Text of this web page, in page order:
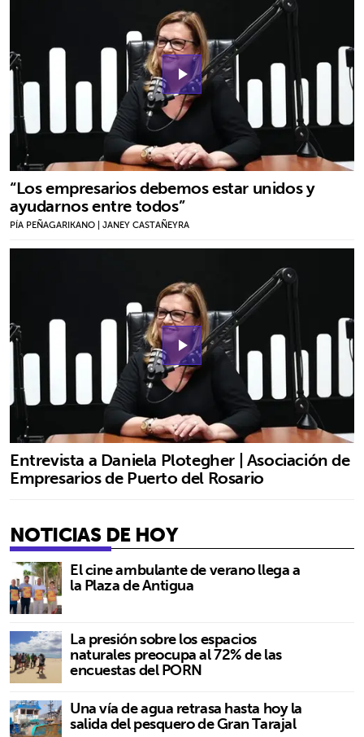
play_arrow
“Los empresarios debemos estar unidos y
ayudarnos entre todos”
PÍA PEÑAGARIKANO | JANEY CASTAÑEYRA
play_arrow
Entrevista a Daniela Plotegher | Asociación de
Empresarios de Puerto del Rosario
NOTICIAS DE HOY
El cine ambulante de verano llega a
la Plaza de Antigua
La presión sobre los espacios
naturales preocupa al 72% de las
encuestas del PORN
Una vía de agua retrasa hasta hoy la
salida del pesquero de Gran Tarajal